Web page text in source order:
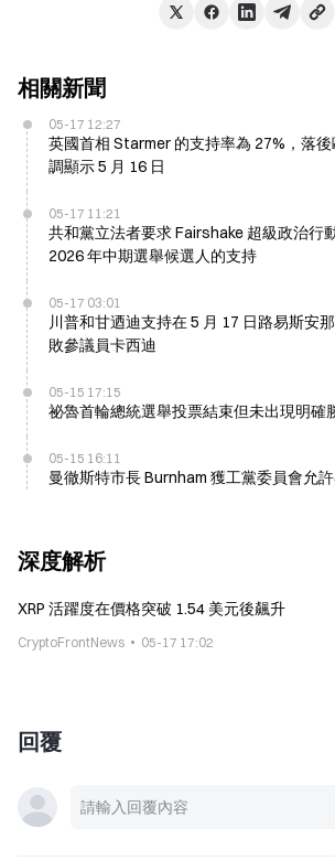
相關新聞
05-17 12:27
英國首相 Starmer 的支持率為 27%，落
調顯示 5 月 16 日
05-17 11:21
共和黨立法者要求 Fairshake 超級政治行
2026 年中期選舉候選人的支持
05-17 03:01
川普和甘迺迪支持在 5 月 17 日路易斯安
敗參議員卡西迪
05-15 17:15
祕魯首輪總統選舉投票結束但未出現明確
05-15 16:11
曼徹斯特市長 Burnham 獲工黨委員會允
深度解析
XRP 活躍度在價格突破 1.54 美元後飆升
CryptoFrontNews 05-17 17:02
回覆